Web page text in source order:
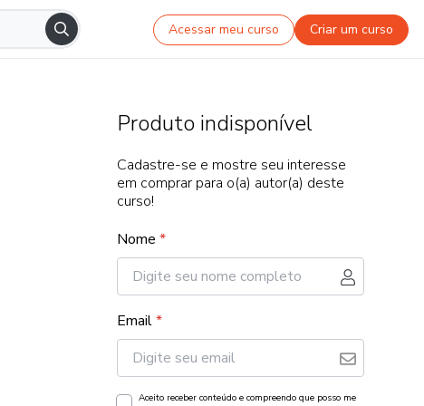
Acessar meu curso Criar um curso
Produto indisponível
Cadastre-se e mostre seu interesse
em comprar para o(a) autor(a) deste
curso!
Nome *
Email*
Aceito receber conteúdo e compreendo que posso me